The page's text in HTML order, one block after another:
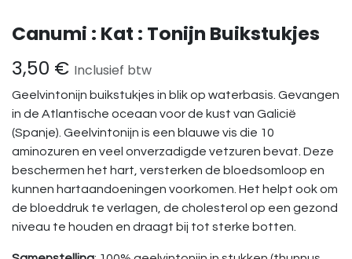
Canumi : Kat : Tonijn Buikstukjes
3,50 € Inclusief btw
Geelvintonijn buikstukjes in blik op waterbasis. Gevangen
in de Atlantische oceaan voor de kust van Galicië
(Spanje). Geelvintonijn is een blauwe vis die 10
aminozuren en veel onverzadigde vetzuren bevat. Deze
beschermen het hart, versterken de bloedsomloop en
kunnen hartaandoeningen voorkomen. Het helpt ook om
de bloeddruk te verlagen, de cholesterol op een gezond
niveau te houden en draagt bij tot sterke botten.